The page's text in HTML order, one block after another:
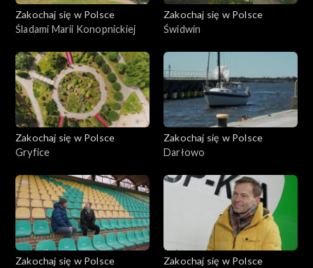
Zakochaj się w Polsce
Śladami Marii Konopnickiej
Zakochaj się w Polsce
Świdwin
Zakochaj się w Polsce
Gryfice
Zakochaj się w Polsce
Darłowo
Zakochaj się w Polsce
Zakochaj się w Polsce